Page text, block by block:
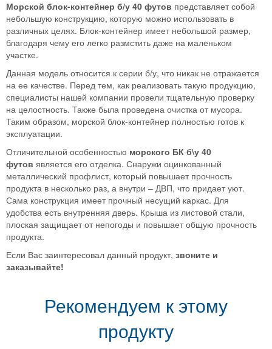
Морской блок-контейнер б/у 40 футов представляет собой
небольшую конструкцию, которую можно использовать в
различных целях. Блок-контейнер имеет небольшой размер,
благодаря чему его легко размстить даже на маленьком
участке.
Данная модель относится к серии б/у, что никак не отражается
на ее качестве. Перед тем, как реализовать такую продукцию,
специалисты нашей компании провели тщательную проверку
на целостность. Также была проведена очистка от мусора.
Таким образом, морской блок-контейнер полностью готов к
эксплуатации.
Отличительной особенностью морского БК б\у 40
футов является его отделка. Снаружи оцинкованный
металлический профлист, который повышает прочность
продукта в несколько раз, а внутри – ДВП, что придает уют.
Сама конструкция имеет прочный несущий каркас. Для
удобства есть внутренняя дверь. Крыша из листовой стали,
плоская защищает от непогоды и повышает общую прочность
продукта.
Если Вас заинтересовал данный продукт, звоните и
заказывайте!
Рекомендуем к этому
продукту